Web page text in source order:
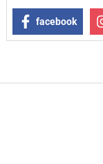
facebook